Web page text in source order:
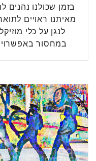
בזמן שכולנו נהנים
מאיתנו ראויים
לנגן על כלי
במחסור